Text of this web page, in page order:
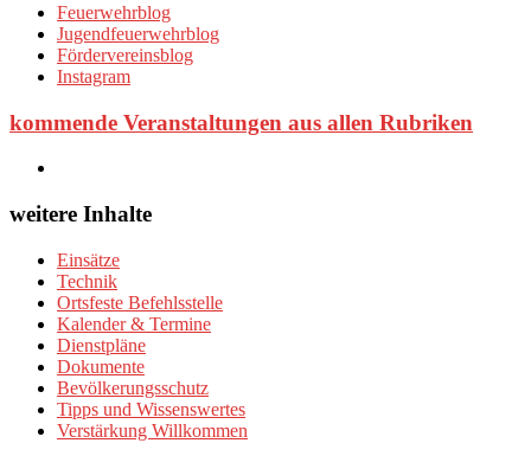
Feuerwehrblog
Jugendfeuerwehrblog
Fördervereinsblog
Instagram
kommende Veranstaltungen aus allen Rubriken
weitere Inhalte
Einsätze
Technik
Ortsfeste Befehlsstelle
Kalender & Termine
Dienstpläne
Dokumente
Bevölkerungsschutz
Tipps und Wissenswertes
Verstärkung Willkommen